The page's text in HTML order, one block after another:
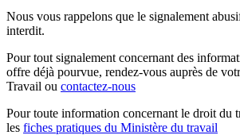
Nous vous rappelons que le signalement
interdit.
Pour tout signalement concernant des
offre déjà pourvue, rendez-vous auprès de
Travail ou contactez-nous
Pour toute information concernant le droit du
les fiches pratiques du Ministère du travail